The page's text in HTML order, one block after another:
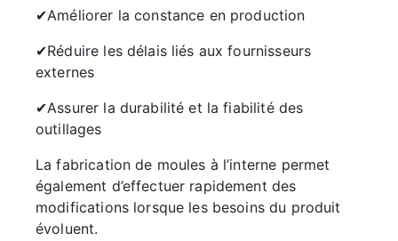
✔Améliorer la constance en production
✔Réduire les délais liés aux fournisseurs
externes
✔Assurer la durabilité et la fiabilité des
outillages
La fabrication de moules à l’interne permet
également d’effectuer rapidement des
modifications lorsque les besoins du produit
évoluent.